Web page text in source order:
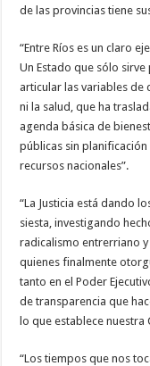
de las provincias tiene
“Entre Ríos es un claro
Un Estado que sólo
articular las variables de
ni la salud, que ha
agenda básica de
públicas sin
recursos nacionales”.
“La Justicia está dando
siesta, investigando
radicalismo entrerriano
quienes finalmente
tanto en el Poder
de transparencia que
lo que establece nuestra
“Los tiempos que nos